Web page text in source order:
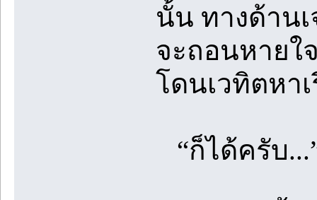
นั้น ทางด้าน
จะถอนหายใ
โดนเวทิตหา
“ก็ได้ครับ